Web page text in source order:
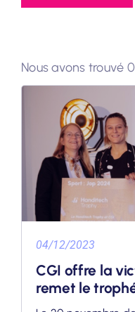
Nous avons trouvé
04/12/2023
CGI offre la
remet le